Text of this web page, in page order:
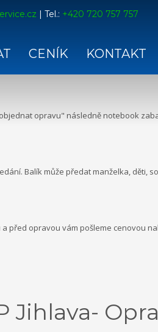
| Tel.: +420 720 757 757
CENÍK KONTAKT
opravu" následně notebook
Balík může předat manželka, děti,
před opravou vám pošleme cenovou
Jihlava-